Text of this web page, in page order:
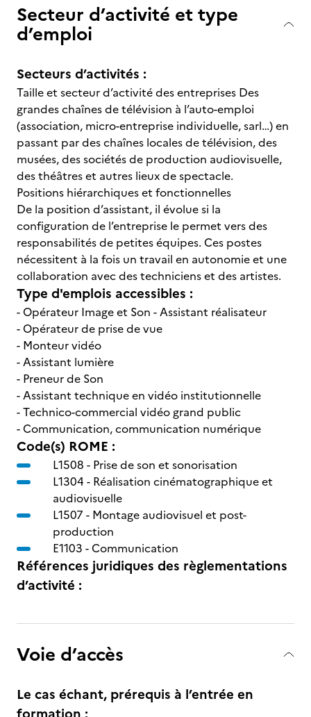
Secteur d’activité et type
d’emploi
Secteurs d’activités :
Taille et secteur d’activité des entreprises Des
grandes chaînes de télévision à l’auto-emploi
(association, micro-entreprise individuelle, sarl…) en
passant par des chaînes locales de télévision, des
musées, des sociétés de production audiovisuelle,
des théâtres et autres lieux de spectacle.
Positions hiérarchiques et fonctionnelles
De la position d’assistant, il évolue si la
configuration de l’entreprise le permet vers des
responsabilités de petites équipes. Ces postes
nécessitent à la fois un travail en autonomie et une
collaboration avec des techniciens et des artistes.
Type d'emplois accessibles :
- Opérateur Image et Son - Assistant réalisateur
- Opérateur de prise de vue
- Monteur vidéo
- Assistant lumière
- Preneur de Son
- Assistant technique en vidéo institutionnelle
- Technico-commercial vidéo grand public
- Communication, communication numérique
Code(s) ROME :
L1508 - Prise de son et sonorisation
L1304 - Réalisation cinématographique et
audiovisuelle
L1507 - Montage audiovisuel et post-
production
E1103 -Communication
Références juridiques des règlementations
d’activité :
Voie d’accès
Le cas échant, prérequis à l’entrée en